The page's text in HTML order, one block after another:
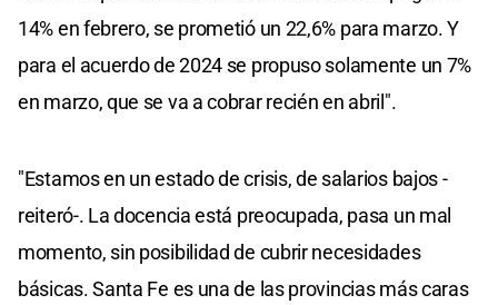
14% en febrero, se prometió un 22,6% para marzo. Y
para el acuerdo de 2024 se propuso solamente un 7%
en marzo, que se va a cobrar recién en abril".
"Estamos en un estado de crisis, de salarios bajos -
reiteró-. La docencia está preocupada, pasa un mal
momento, sin posibilidad de cubrir necesidades
básicas. Santa Fe es una de las provincias más caras